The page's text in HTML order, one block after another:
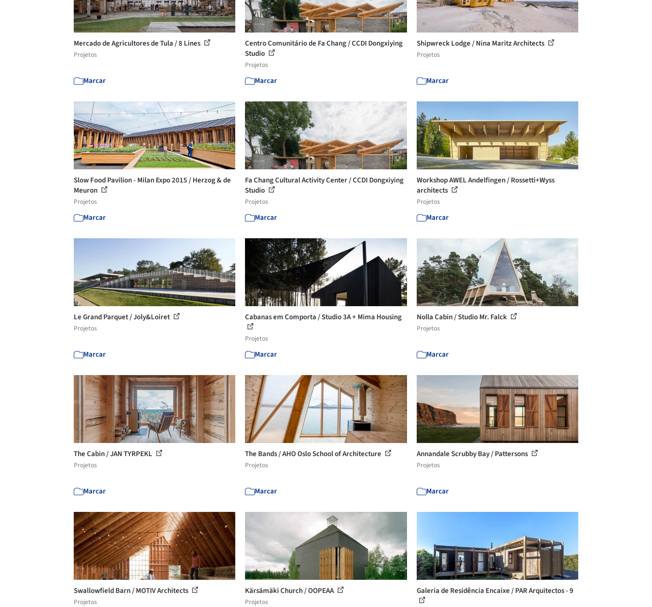
Mercado de Agricultores de Tula / 8 Lines
Projetos
Marcar
Centro Comunitário de Fa Chang / CCDI Dongxiying
Studio
Projetos
Marcar
Shipwreck Lodge / Nina Maritz Architects
Projetos
Marcar
Slow Food Pavilion - Milan Expo 2015 / Herzog & de
Meuron
Projetos
Marcar
Fa Chang Cultural Activity Center / CCDI Dongxiying
Studio
Projetos
Marcar
Workshop AWEL Andelfingen / Rossetti+Wyss
architects
Projetos
Marcar
Le Grand Parquet / Joly&Loiret
Projetos
Marcar
Cabanas em Comporta / Studio 3A + Mima Housing
Projetos
Marcar
Nolla Cabin / Studio Mr. Falck
Projetos
Marcar
The Cabin / JAN TYRPEKL
Projetos
Marcar
The Bands / AHO Oslo School of Architecture
Projetos
Marcar
Annandale Scrubby Bay / Pattersons
Projetos
Marcar
Swallowfield Barn / MOTIV Architects
Projetos
Kärsämäki Church / OOPEAA
Projetos
Galeria de Residência Encaixe / PAR Arquitectos - 9